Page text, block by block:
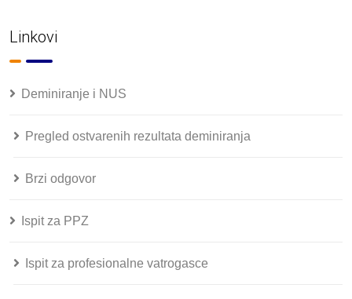
Linkovi
Deminiranje i NUS
Pregled ostvarenih rezultata deminiranja
Brzi odgovor
Ispit za PPZ
Ispit za profesionalne vatrogasce